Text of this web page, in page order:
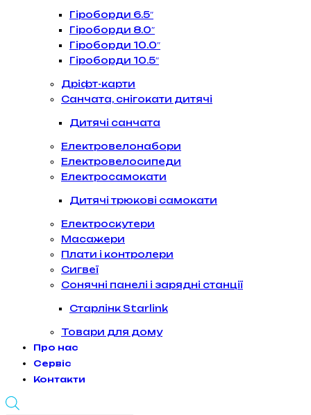
Гіроборди 6.5″
Гіроборди 8.0″
Гіроборди 10.0″
Гіроборди 10.5″
Дріфт-карти
Санчата, снігокати дитячі
Дитячі санчата
Електровелонабори
Електровелосипеди
Електросамокати
Дитячі трюкові самокати
Електроскутери
Масажери
Плати і контролери
Сигвеї
Сонячні панелі і зарядні станції
Старлінк Starlink
Товари для дому
Про нас
Сервіс
Контакти